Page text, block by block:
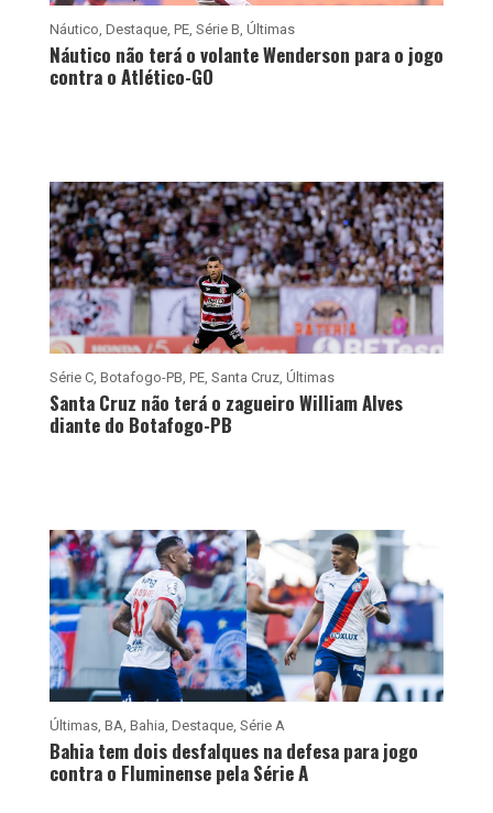
Náutico, Destaque, PE, Série B, Últimas
Náutico não terá o volante Wenderson para o jogo
contra o Atlético-GO
Série C, Botafogo-PB, PE, Santa Cruz, Últimas
Santa Cruz não terá o zagueiro William Alves
diante do Botafogo-PB
Últimas, BA, Bahia, Destaque, Série A
Bahia tem dois desfalques na defesa para jogo
contra o Fluminense pela Série A